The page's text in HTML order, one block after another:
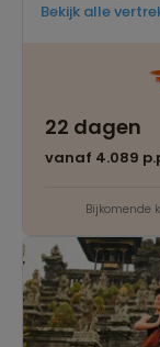
Bekijk alle
22 dagen
vanaf 4.089
Bijkomende